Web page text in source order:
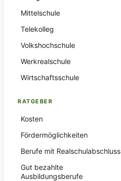
Mittelschule
Telekolleg
Volkshochschule
Werkrealschule
Wirtschaftsschule
RATGEBER
Kosten
Fördermöglichkeiten
Berufe mit Realschulabschluss
Gut bezahlte
Ausbildungsberufe